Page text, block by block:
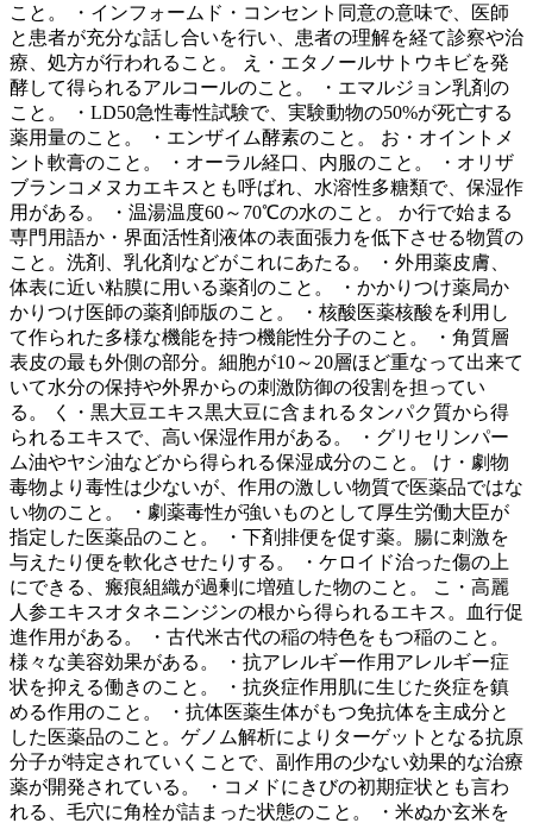
こと。 ・インフォームド・コンセント同意の意味で、医師
と患者が充分な話し合いを行い、患者の理解を経て診察や治
療、処方が行われること。 え・エタノールサトウキビを発
酵して得られるアルコールのこと。 ・エマルジョン乳剤の
こと。 ・LD50急性毒性試験で、実験動物の50%が死亡する
薬用量のこと。 ・エンザイム酵素のこと。 お・オイントメ
ント軟膏のこと。 ・オーラル経口、内服のこと。 ・オリザ
ブランコメヌカエキスとも呼ばれ、水溶性多糖類で、保湿作
用がある。 ・温湯温度60～70℃の水のこと。 か行で始まる
専門用語か・界面活性剤液体の表面張力を低下させる物質の
こと。洗剤、乳化剤などがこれにあたる。 ・外用薬皮膚、
体表に近い粘膜に用いる薬剤のこと。 ・かかりつけ薬局か
かりつけ医師の薬剤師版のこと。 ・核酸医薬核酸を利用し
て作られた多様な機能を持つ機能性分子のこと。 ・角質層
表皮の最も外側の部分。細胞が10～20層ほど重なって出来て
いて水分の保持や外界からの刺激防御の役割を担ってい
る。 く・黒大豆エキス黒大豆に含まれるタンパク質から得
られるエキスで、高い保湿作用がある。 ・グリセリンパー
ム油やヤシ油などから得られる保湿成分のこと。 け・劇物
毒物より毒性は少ないが、作用の激しい物質で医薬品ではな
い物のこと。 ・劇薬毒性が強いものとして厚生労働大臣が
指定した医薬品のこと。 ・下剤排便を促す薬。腸に刺激を
与えたり便を軟化させたりする。 ・ケロイド治った傷の上
にできる、瘢痕組織が過剰に増殖した物のこと。 こ・高麗
人参エキスオタネニンジンの根から得られるエキス。血行促
進作用がある。 ・古代米古代の稲の特色をもつ稲のこと。
様々な美容効果がある。 ・抗アレルギー作用アレルギー症
状を抑える働きのこと。 ・抗炎症作用肌に生じた炎症を鎮
める作用のこと。 ・抗体医薬生体がもつ免抗体を主成分と
した医薬品のこと。ゲノム解析によりターゲットとなる抗原
分子が特定されていくことで、副作用の少ない効果的な治療
薬が開発されている。 ・コメドにきびの初期症状とも言わ
れる、毛穴に角栓が詰まった状態のこと。 ・米ぬか玄米を